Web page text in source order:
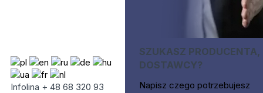
Infolina + 48 68 320 93
SZUKASZ PRODUCENTA,
DOSTAWCY?
Napisz czego potrzebujesz